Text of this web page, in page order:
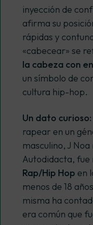
inyección de
afirma su
rápidas y
«cabecear» se
la cabeza con
un símbolo de
cultura hip-hop.
Un dato curioso:
rapear en un
masculino, J
Autodidacta, fue
Rap/Hip Hop en
menos de 18
misma ha
era común que